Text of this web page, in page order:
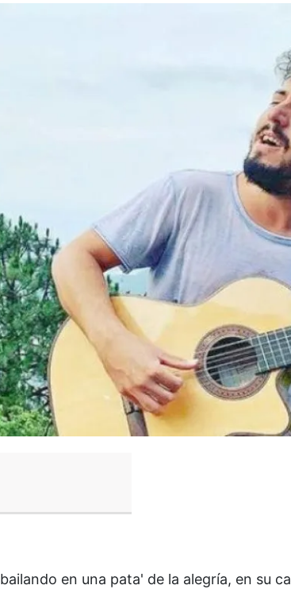
en una pata' de la alegría, en su